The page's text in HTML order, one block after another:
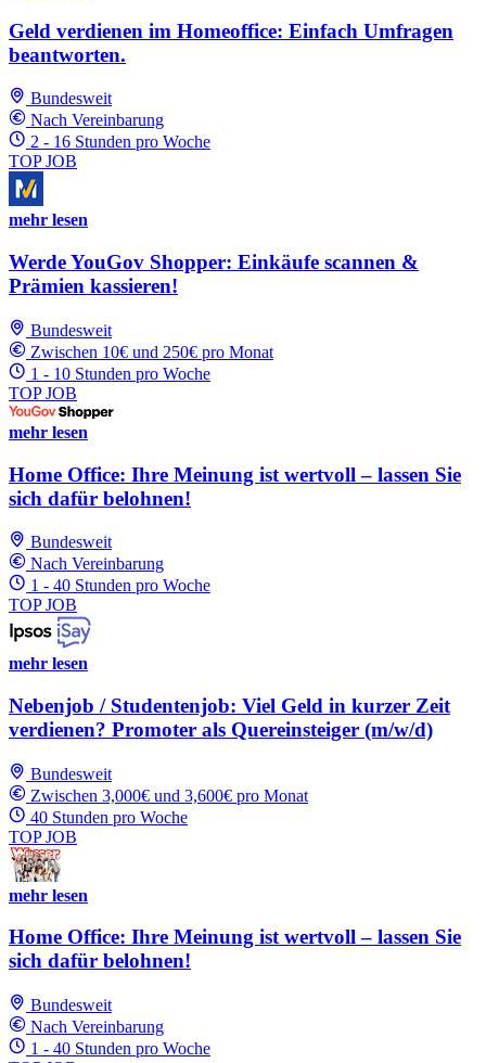
Geld verdienen im Homeoffice: Einfach Umfragen
beantworten.
Bundesweit
Nach Vereinbarung
2 - 16 Stunden pro Woche
TOP JOB
mehr lesen
Werde YouGov Shopper: Einkäufe scannen &
Prämien kassieren!
Bundesweit
Zwischen 10€ und 250€ pro Monat
1 - 10 Stunden pro Woche
TOP JOB
mehr lesen
Home Office: Ihre Meinung ist wertvoll – lassen Sie
sich dafür belohnen!
Bundesweit
Nach Vereinbarung
1 - 40 Stunden pro Woche
TOP JOB
mehr lesen
Nebenjob / Studentenjob: Viel Geld in kurzer Zeit
verdienen? Promoter als Quereinsteiger (m/w/d)
Bundesweit
Zwischen 3,000€ und 3,600€ pro Monat
40 Stunden pro Woche
TOP JOB
mehr lesen
Home Office: Ihre Meinung ist wertvoll – lassen Sie
sich dafür belohnen!
Bundesweit
Nach Vereinbarung
1 - 40 Stunden pro Woche